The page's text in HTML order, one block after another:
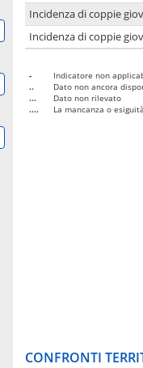
Incidenza di coppie
Incidenza di coppie
-
Indicatore non
..
Dato non ancora
...
Dato non rilevato
....
La mancanza o
CONFRONTI